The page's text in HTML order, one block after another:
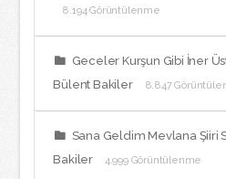
8.194 Görüntülenme
Geceler Kurşun Gibi İner
Bülent Bakiler
8.847
Sana Geldim Mevlana Şiiri
Bakiler
4.999 Görüntülenme